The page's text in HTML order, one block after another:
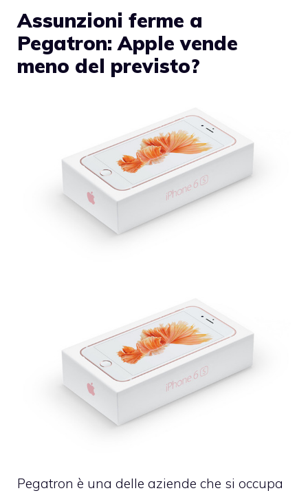
Assunzioni ferme a
Pegatron: Apple vende
meno del previsto?
Pegatron è una delle aziende che si occupa